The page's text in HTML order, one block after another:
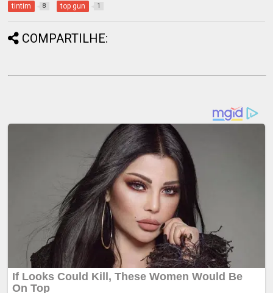
tintim 8 top gun 1
COMPARTILHE: